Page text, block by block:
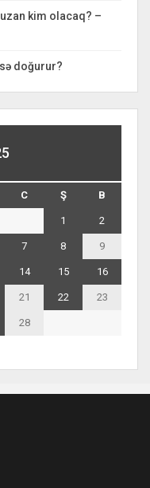
kim olacaq? –
doğurur?
C Ş B
1 2
7 8 9
14 15 16
21 22 23
28